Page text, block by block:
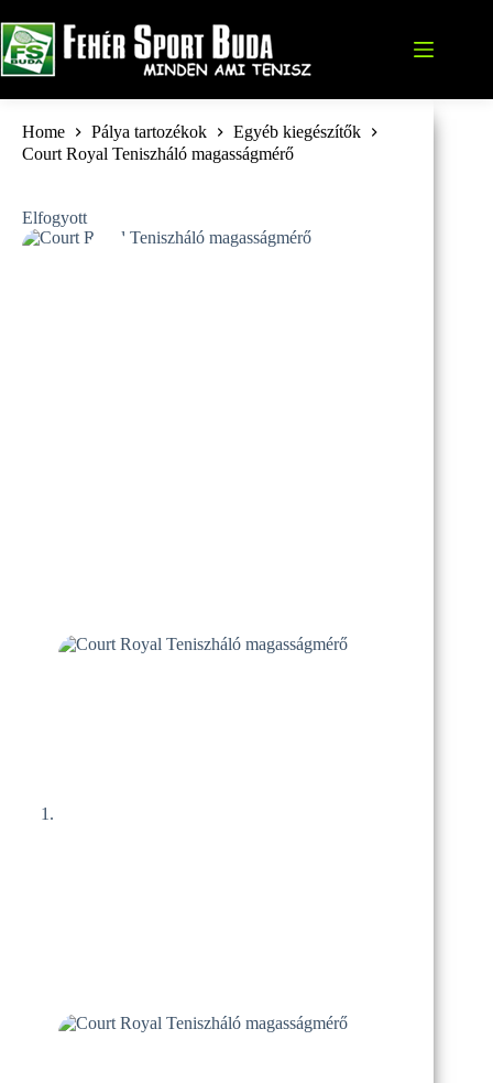
to
content
Home Pálya tartozékok
Egyéb kiegészítők
Court Royal Teniszháló magasságmérő
Elfogyott